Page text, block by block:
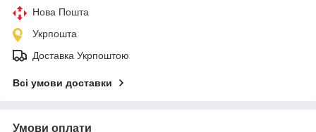
Нова Пошта
Укрпошта
Доставка Укрпоштою
Всі умови доставки
Умови оплати